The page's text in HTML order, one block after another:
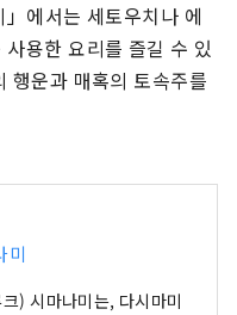
에서는 세토우치나 에
용한 요리를 즐길 수 있
행운과 매혹의 토속주를
미
) 시마나미는, 다시마미